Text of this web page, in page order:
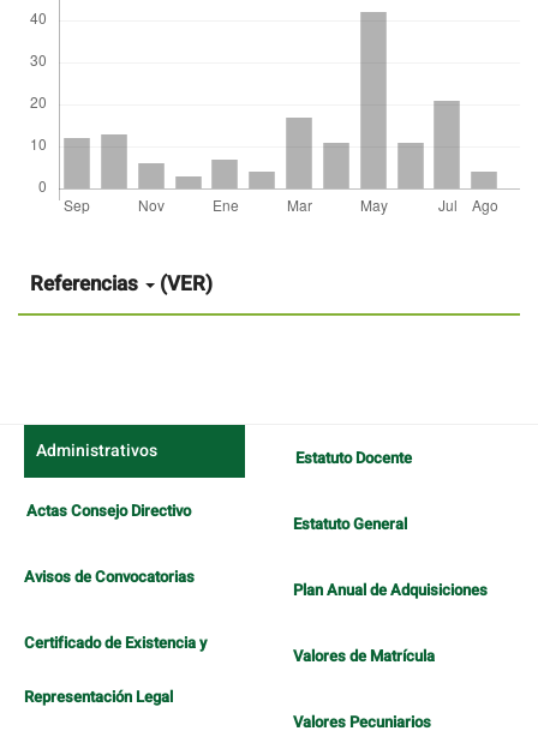
artículo
Referencias (VER)
Administrativos
Actas Consejo Directivo
Avisos de Convocatorias
Certificado de Existencia y
Representación Legal
Estatuto Docente
Estatuto General
Plan Anual de Adquisiciones
Valores de Matrícula
Valores Pecuniarios